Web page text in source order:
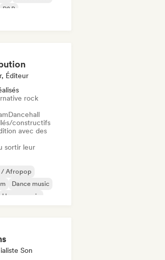
R&B
Éditeur
rock
Dancehall
constructifs
avec des
sortir leur
Afropop
Dance music
House music
Son